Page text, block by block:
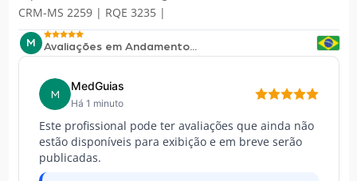
CRM-MS 2259 | RQE 3235 |
M Avaliações em Andamento...
M
MedGuias
Há 1 minuto
Este profissional pode ter avaliações que ainda não
estão disponíveis para exibição e em breve serão
publicadas.